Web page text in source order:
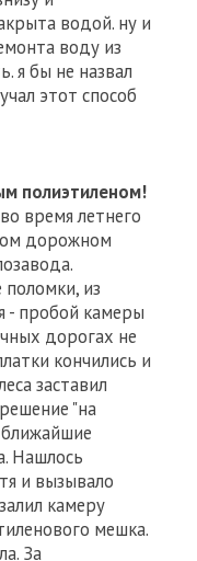
водой. ну и
воду из
я бы не назвал
этот способ
полиэтиленом!
время летнего
дорожном
поломки, из
- пробой камеры
дорогах не
кончились и
заставил
"на
Нашлось
и вызывало
камеру
мешка.
За